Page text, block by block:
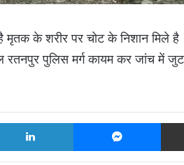
के शरीर पर चोट के निशान मिले है
पुलिस मर्ग कायम कर जांच में जुट
LinkedIn